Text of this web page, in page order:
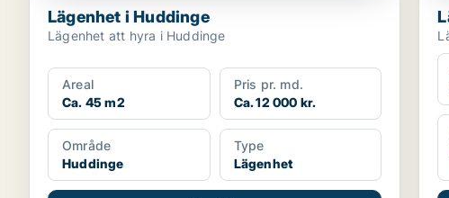
Lägenhet i Huddinge
Lägenhet att hyra i Huddinge
Areal
Ca. 45 m2
Pris pr. md.
Ca. 12 000 kr.
Område
Huddinge
Type
Lägenhet